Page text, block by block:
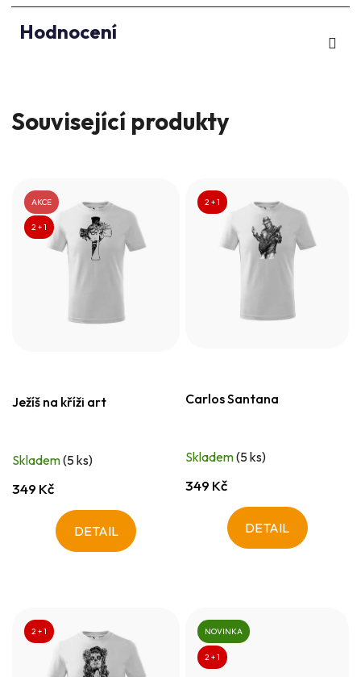
Hodnocení
Související produkty
AKCE
2 + 1
Ježíš na kříži art
Skladem(5 ks)
349 Kč
DETAIL
2 + 1
Carlos Santana
Skladem(5 ks)
349 Kč
DETAIL
2 + 1 NOVINKA
2 + 1